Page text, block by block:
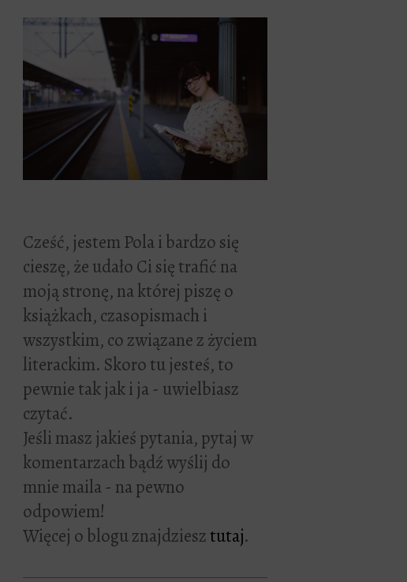
Cześć, jestem Pola i bardzo się
cieszę, że udało Ci się trafić na
moją stronę, na której piszę o
książkach, czasopismach i
wszystkim, co związane z życiem
literackim. Skoro tu jesteś, to
pewnie tak jak i ja - uwielbiasz
czytać.
Jeśli masz jakieś pytania, pytaj w
komentarzach bądź wyślij do
mnie maila - na pewno
odpowiem!
Więcej o blogu znajdziesztutaj.